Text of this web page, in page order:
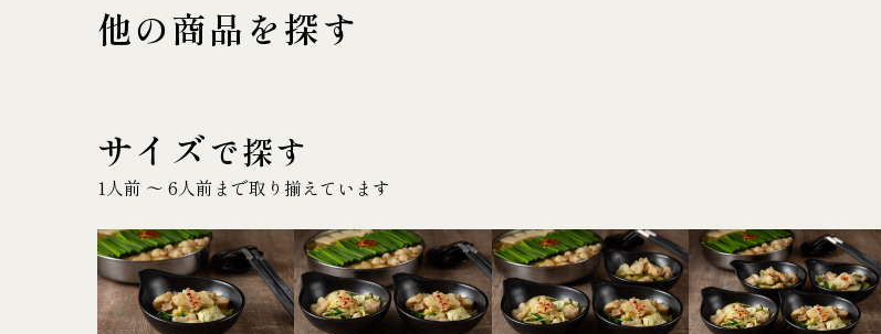
他の商品を探す
サイズで探す
1人前 〜 6人前まで取り揃えています